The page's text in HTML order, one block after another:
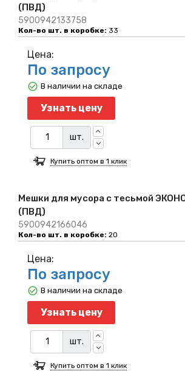
(ПВД)
5900942133758
Кол-во шт. в коробке: 33
Мешки для мусора с тесьмой
(ПВД)
5900942166046
Кол-во шт. в коробке: 20
Цена:
По запросу
Узнать цену
шт.
В наличии на складе
Купить оптом в 1 клик
Цена:
По запросу
Узнать цену
шт.
В наличии на складе
Купить оптом в 1 клик